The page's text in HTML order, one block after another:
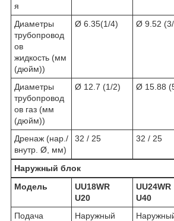
я
Диаметры
трубопровод
ов
жидкость (мм
(дюйм))
Ø 6.35(1/4) Ø 9.52
Диаметры
трубопровод
ов газ (мм
(дюйм))
Ø 12.7 (1/2) Ø 15.88
Дренаж (нар./
внутр. Ø, мм)
32 / 25 32 / 25
Наружный блок
Модель
UU18WR
U20
UU24WR
U40
Подача
Наружный